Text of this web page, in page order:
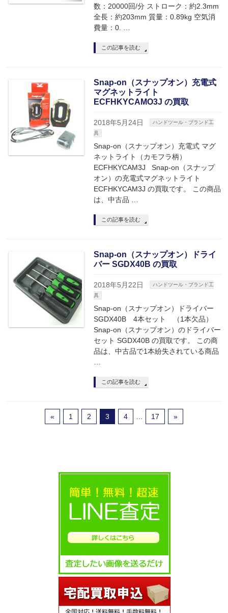
数：20000回/分 ストローク：約2.3mm
全長：約203mm 質量：0.89kg 空気消
費量：0. …
この記事を読む
Snap-on（スナップオン）充電式
マグネットライト
ECFHKYCAMO3J の買取
2018年5月24日
ハンドツール・ブランド工
具
Snap-on（スナップオン）充電式 マグ
ネットライト（カモフラ柄）
ECFHKYCAM3J Snap-on（スナップ
オン）の充電式マグネットライト
ECFHKYCAM3J の買取です。 この商品
は、中古品 …
この記事を読む
Snap-on（スナップオン）ドライ
バー SGDX40B の買取
2018年5月22日
ハンドツール・ブランド工
具
Snap-on（スナップオン）ドライバー
SGDX40B 4本セット （1本欠品）
Snap-on（スナップオン）のドライバー
セット SGDX40B の買取です。 この商
品は、中古品で1本紛失されている商品
この記事を読む
« 1 2 3 4 17 »